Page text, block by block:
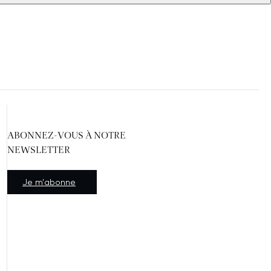
ABONNEZ-VOUS À NOTRE
NEWSLETTER
Nouvelle fenêtre
Je m'abonne